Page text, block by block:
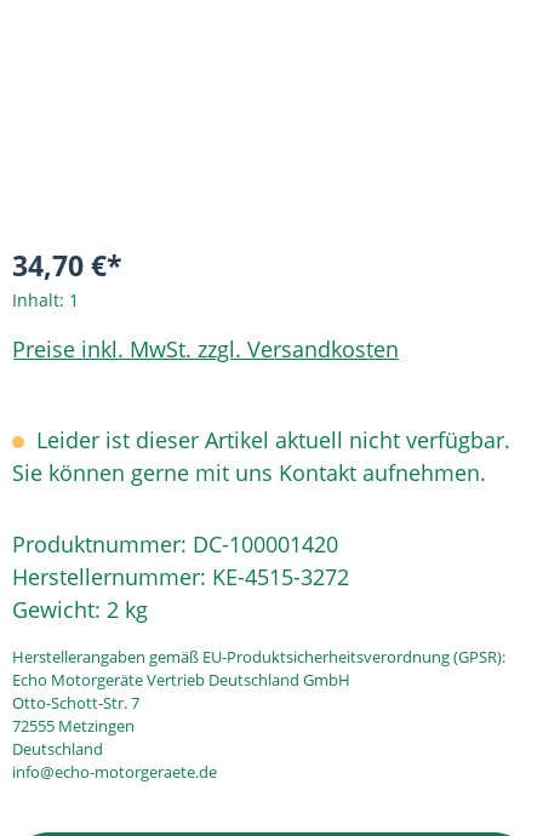
34,70 €*
Inhalt: 1
Preise inkl. MwSt. zzgl. Versandkosten
Leider ist dieser Artikel aktuell nicht verfügbar.
Sie können gerne mit uns Kontakt aufnehmen.
Produktnummer: DC-100001420
Herstellernummer: KE-4515-3272
Gewicht: 2 kg
Herstellerangaben gemäß EU-Produktsicherheitsverordnung (GPSR):
Echo Motorgeräte Vertrieb Deutschland GmbH
Otto-Schott-Str. 7
72555 Metzingen
Deutschland
info@echo-motorgeraete.de